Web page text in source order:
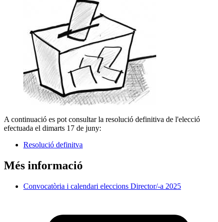
A continuació es pot consultar la resolució definitiva de l'elecció
efectuada el dimarts 17 de juny:
Resolució definitva
Més informació
Convocatòria i calendari eleccions Director/-a 2025